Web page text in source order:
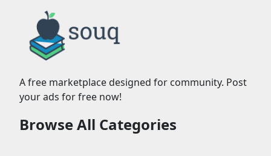
A free marketplace designed for community. Post
your ads for free now!
Browse All Categories